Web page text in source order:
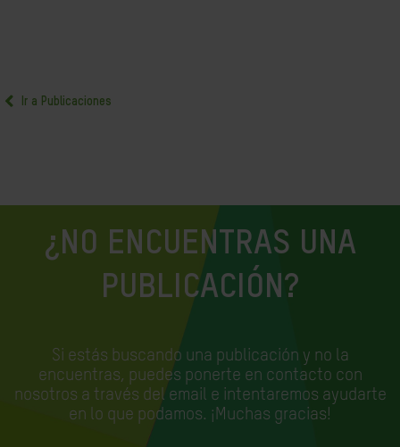
Ir a Publicaciones
¿NO ENCUENTRAS UNA
PUBLICACIÓN?
Si estás buscando una publicación y no la
encuentras, puedes ponerte en contacto con
nosotros a través del email e intentaremos ayudarte
en lo que podamos. ¡Muchas gracias!